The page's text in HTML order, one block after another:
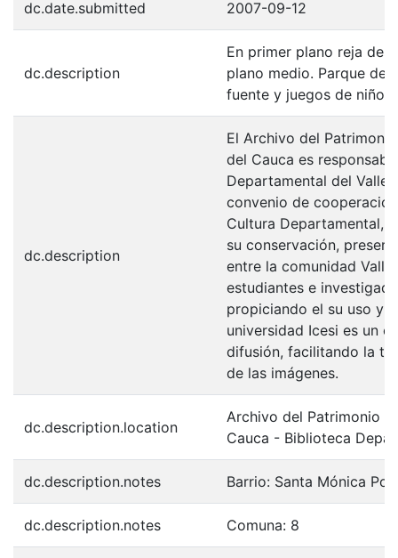
dc.date.submitted 2007-09-12
dc.description
En primer plano reja
plano medio. Parque de
fuente y juegos de niños
dc.description
El Archivo del
del Cauca es
Departamental del Valle
convenio de
Cultura Departamental,
su conservación,
entre la comunidad
estudiantes e
propiciando el su uso y
universidad Icesi es un
difusión, facilitando la
de las imágenes.
dc.description.location
Archivo del Patrimonio
Cauca - Biblioteca
dc.description.notes Barrio: Santa Mónica
dc.description.notes Comuna: 8